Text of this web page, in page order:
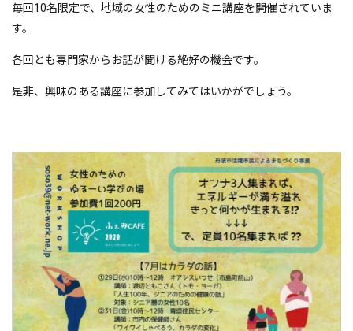
毎回10名限定で、地域の女性のためのミニ講座を開催されていま
す。
各回とも専門家からお話が聞ける絶好の機会です。
是非、興味のある講座に参加してみてはいかがでしょう。